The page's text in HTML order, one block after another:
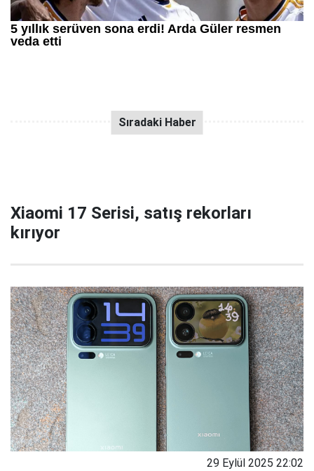
Xiaomi 17 Serisi, satış rekorları
kırıyor
29 Eylül 2025 22:02